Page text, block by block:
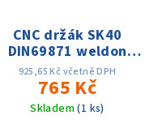
CNC držák SK40
DIN69871 weldon
D16x100, přesnost
0.005, AD, 15 tis. ot.
925,65 Kč včetně DPH
765 Kč
Skladem(1 ks)